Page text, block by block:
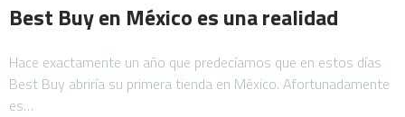
Best Buy en México es una realidad
Hace exactamente un año que predecíamos que en estos días
Best Buy abriría su primera tienda en México. Afortunadamente
es…